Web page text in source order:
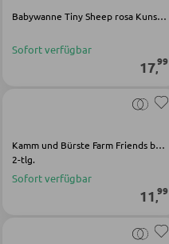
HOCKER
Sitzhocker
Poufs
Sitzsäcke
SCHLAFEN
Babywanne Tiny Sheep rosa Kunststoff
Sofort verfügbar
17,99
Kamm und Bürste Farm Friends braun Polypropylen
2-tlg.
Sofort verfügbar
11,99